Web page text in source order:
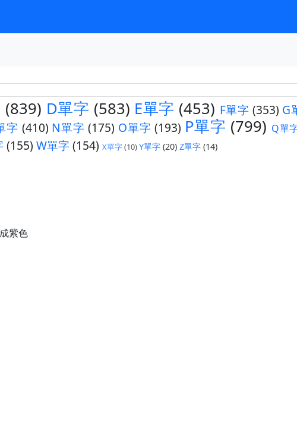
(839) D單字 (583) E單字 (453) F單字 (353) G
字 (410) N單字 (175) O單字 (193) P單字 (799) Q單
(155) W單字(154) X單字(10)Y單字 (20) Z單字 (14)
紫色